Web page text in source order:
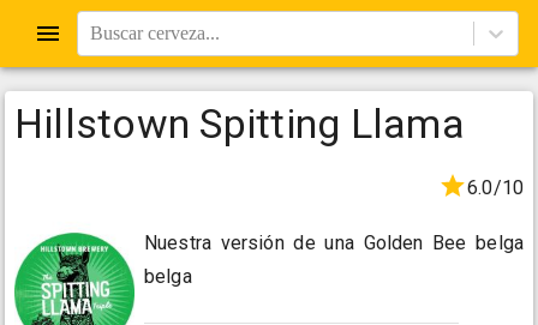
Buscar cerveza...
Hillstown Spitting Llama
6.0/10
Nuestra versión de una Golden Bee belga
belga